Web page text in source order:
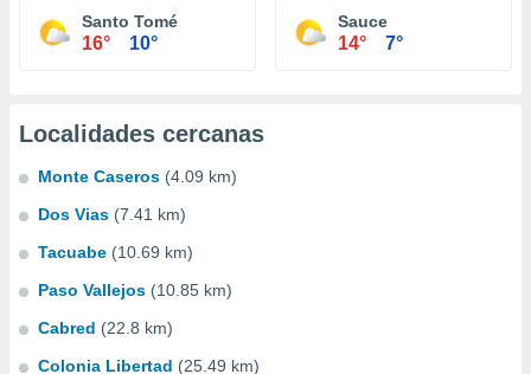
Santo Tomé
16° 10°
Sauce
14° 7°
Localidades cercanas
Monte Caseros (4.09 km)
Dos Vias (7.41 km)
Tacuabe (10.69 km)
Paso Vallejos (10.85 km)
Cabred (22.8 km)
Colonia Libertad (25.49 km)